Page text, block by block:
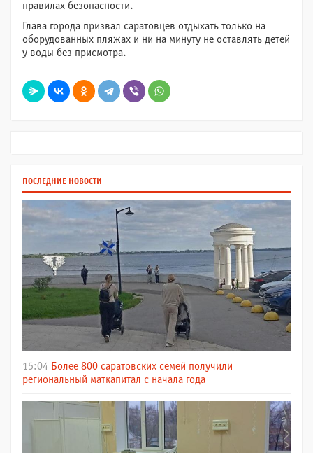
правилах безопасности.
Глава города призвал саратовцев отдыхать только на
оборудованных пляжах и ни на минуту не оставлять детей
у воды без присмотра.
ПОСЛЕДНИЕ НОВОСТИ
15:04 Более 800 саратовских семей получили
региональный маткапитал с начала года